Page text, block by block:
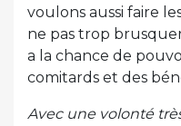
voulons aussi faire
ne pas trop
a la chance de
comitards et des
Avec une volonté